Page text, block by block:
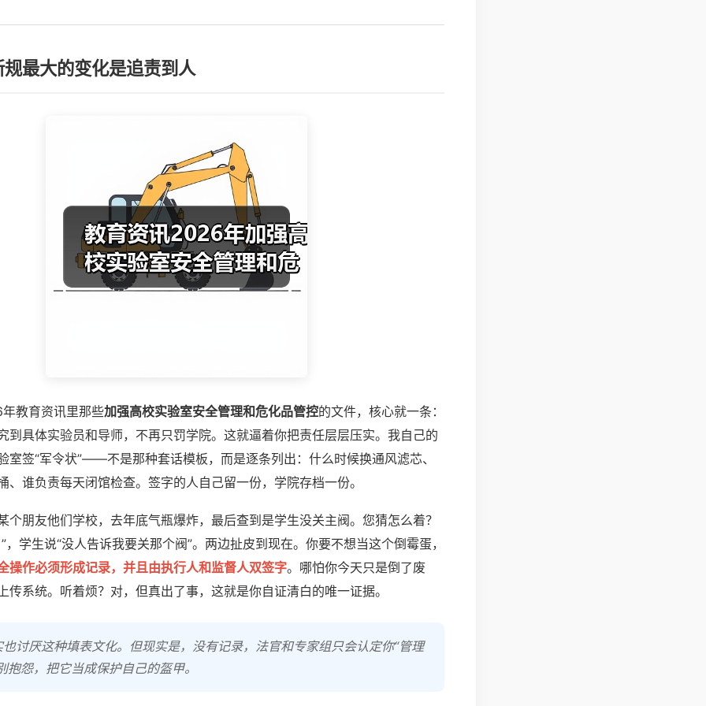
最大的变化是追责到人
教育资讯里那些加强高校实验室安全管理和危化品管控的文件，核心就一条：
到具体实验员和导师，不再只罚学院。这就逼着你把责任层层压实。我自己的
室签“军令状”——不是那种套话模板，而是逐条列出：什么时候换通风滤芯、
、谁负责每天闭馆检查。签字的人自己留一份，学院存档一份。
个朋友他们学校，去年底气瓶爆炸，最后查到是学生没关主阀。您猜怎么着？
，学生说“没人告诉我要关那个阀”。两边扯皮到现在。你要不想当这个倒霉蛋，
操作必须形成记录，并且由执行人和监督人双签字。哪怕你今天只是倒了废
传系统。听着烦？对，但真出了事，这就是你自证清白的唯一证据。
讨厌这种填表文化。但现实是，没有记录，法官和专家组只会认定你“管理
抱怨，把它当成保护自己的盔甲。